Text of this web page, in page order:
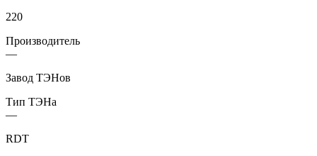
220
Производитель
—
Завод ТЭНов
Тип ТЭНа
—
RDT